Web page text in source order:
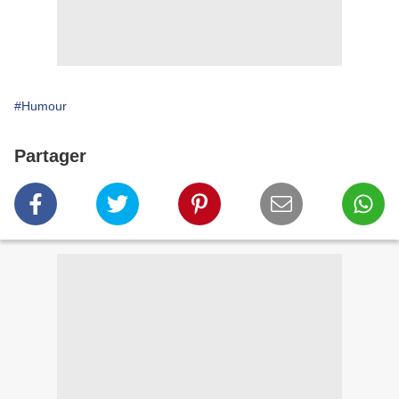
#Humour
Partager